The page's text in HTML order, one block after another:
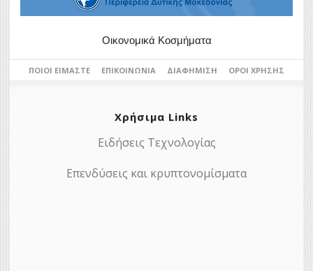
Οικονομικά Κοσμήματα
ΠΟΙΟΙ ΕΊΜΑΣΤΕ ΕΠΙΚΟΙΝΩΝΊΑ ΔΙΑΦΉΜΙΣΗ ΌΡΟΙ ΧΡΉΣΗΣ
Χρήσιμα Links
Ειδήσεις Τεχνολογίας
Επενδύσεις και κρυπτονομίσματα